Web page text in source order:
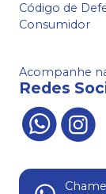
Código de
Consumidor
Acompanhe
Redes